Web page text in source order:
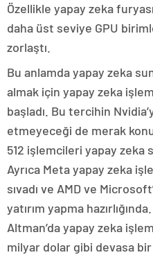
Özellikle yapay zeka
daha üst seviye GPU
zorlaştı.
Bu anlamda yapay zeka
almak için yapay zeka
başladı. Bu tercihin
etmeyeceği de merak
512 işlemcileri yapay zeka
Ayrıca Meta yapay zeka
sıvadı ve AMD ve
yatırım yapma
Altman’da yapay zeka
milyar dolar gibi devasa bir